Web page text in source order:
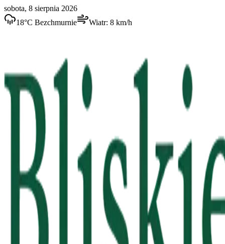
sobota, 8 sierpnia 2026
18°C Bezchmurnie Wiatr: 8 km/h